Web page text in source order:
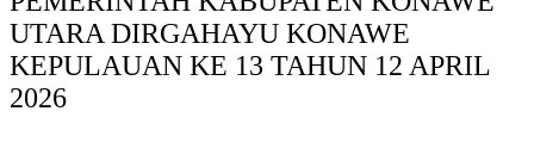
UTARA DIRGAHAYU KONAWE
KEPULAUAN KE 13 TAHUN 12 APRIL
2026